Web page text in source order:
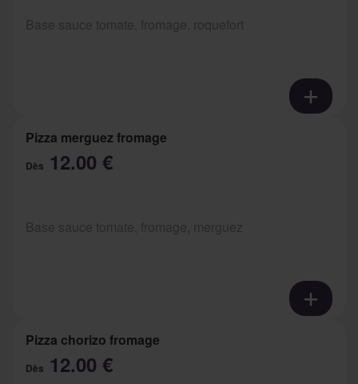
Pizza merguez fromage
Dès 12.00 €
Pizza chorizo fromage
Dès 12.00 €